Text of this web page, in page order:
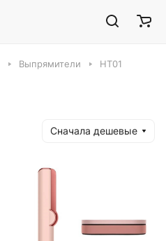
Выпрямители HT01
Сначала дешевые